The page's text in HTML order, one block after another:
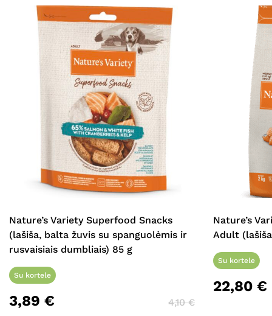
Nature’s Variety Superfood Snacks
(lašiša, balta žuvis su spanguolėmis ir
rusvaisiais dumbliais) 85 g
Su kortele
3,89 € 4,10€
Nature’s
Adult
Su kortele
22,80 €